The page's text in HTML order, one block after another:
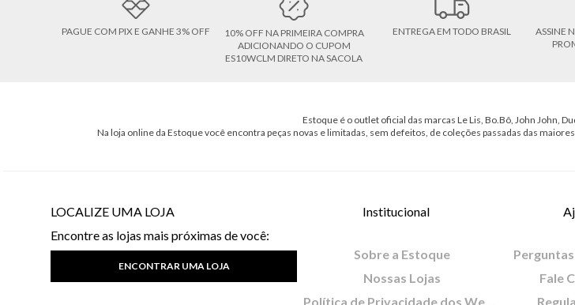
PAGUE COM PIX E GANHE 3% OFF
10% OFF NA PRIMEIRA COMPRA
ADICIONANDO O CUPOM
ES10WCLM DIRETO NA SACOLA
ENTREGA EM TODO BRASIL
ASSINE
Estoque é o outlet oficial das marcas Le Lis, Bo.Bô, John John,
Na loja online da Estoque você encontra peças novas e limitadas, sem defeitos, de coleções passadas das
LOCALIZE UMA LOJA
Encontre as lojas mais próximas de você:
ENCONTRAR UMA LOJA
Institucional
Sobre a Estoque
Nossas Lojas
Fale